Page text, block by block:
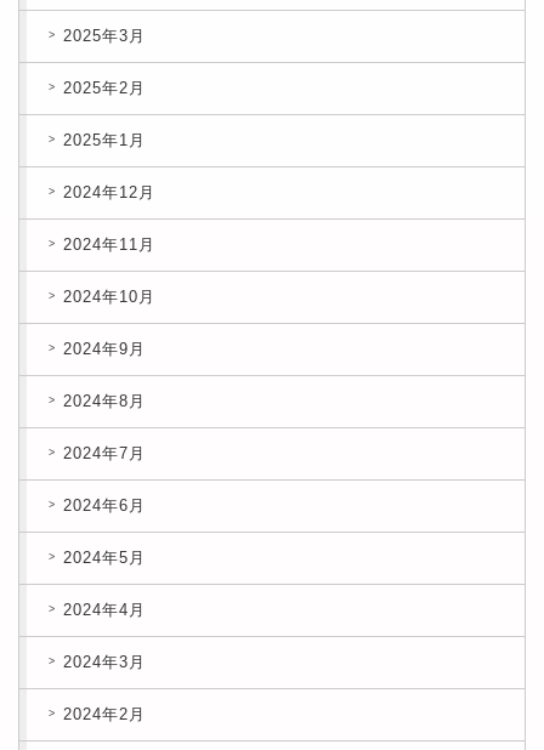
2025年3月
2025年2月
2025年1月
2024年12月
2024年11月
2024年10月
2024年9月
2024年8月
2024年7月
2024年6月
2024年5月
2024年4月
2024年3月
2024年2月